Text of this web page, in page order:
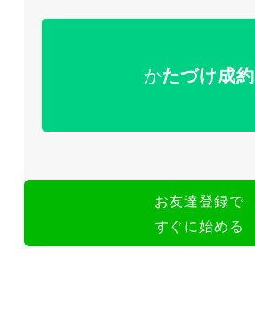
かたづけ成約
お友達登録で
すぐに始める